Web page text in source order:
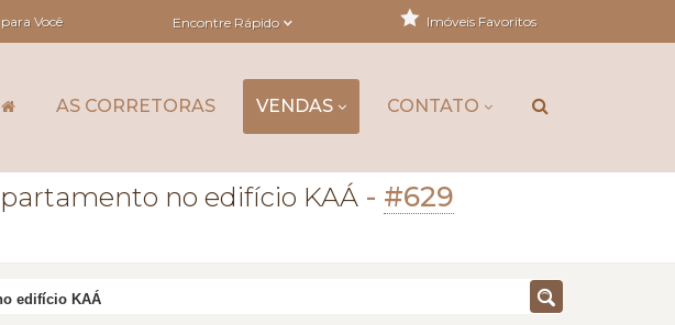
Você Encontre Rápido Imóveis Favoritos
AS CORRETORAS VENDAS CONTATO
no edifício KAÁ - #629
edifício KAÁ